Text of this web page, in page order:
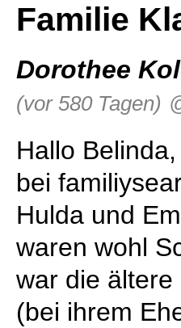
Familie
Dorothee
(vor 580 Tagen)
Hallo Belinda,
bei
Hulda und
waren wohl
war die
(bei ihrem